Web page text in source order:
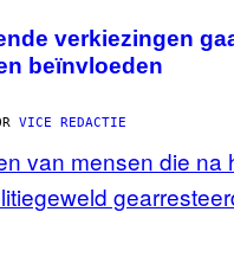
verkiezingen
beïnvloeden
VICE REDACTIE